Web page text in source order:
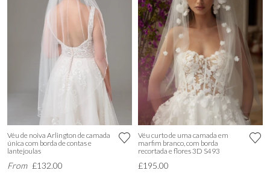
Véu de noiva Arlington de camada
única com borda de contas e
lantejoulas
From £132.00
Véu curto de uma camada em
marfim branco, com borda
recortada e flores 3D S493
£195.00